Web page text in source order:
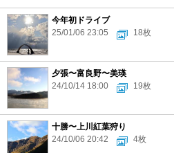
今年初ドライブ
25/01/06 23:05
18枚
夕張〜富良野〜美瑛
24/10/14 18:00
19枚
十勝〜上川紅葉狩り
24/10/06 20:42
4枚